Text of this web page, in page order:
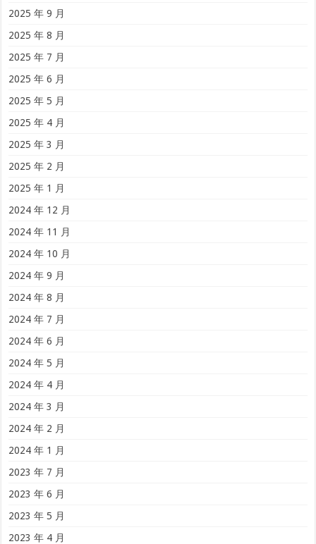
2025 年 9 月
2025 年 8 月
2025 年 7 月
2025 年 6 月
2025 年 5 月
2025 年 4 月
2025 年 3 月
2025 年 2 月
2025 年 1 月
2024 年 12 月
2024 年 11 月
2024 年 10 月
2024 年 9 月
2024 年 8 月
2024 年 7 月
2024 年 6 月
2024 年 5 月
2024 年 4 月
2024 年 3 月
2024 年 2 月
2024 年 1 月
2023 年 7 月
2023 年 6 月
2023 年 5 月
2023 年 4 月